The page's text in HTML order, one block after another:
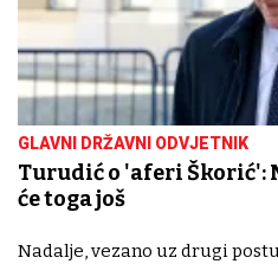
GLAVNI DRŽAVNI ODVJETNIK
Turudić o 'aferi Škorić':
će toga još
Nadalje, vezano uz drugi